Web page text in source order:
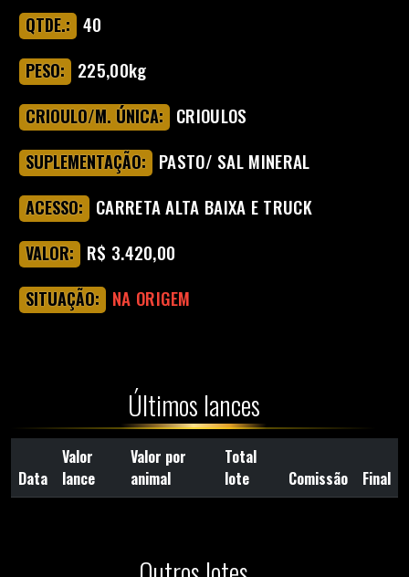
QTDE.: 40
PESO: 225,00kg
CRIOULO/M. ÚNICA: CRIOULOS
SUPLEMENTAÇÃO: PASTO/ SAL MINERAL
ACESSO: CARRETA ALTA BAIXA E TRUCK
VALOR: R$ 3.420,00
SITUAÇÃO: NA ORIGEM
Últimos lances
Data
Valor
lance
Valor por
animal
Total
lote
Comissão Final